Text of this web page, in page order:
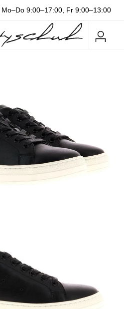
Mo–Do 9:00–17:00, Fr 9:00–13:00